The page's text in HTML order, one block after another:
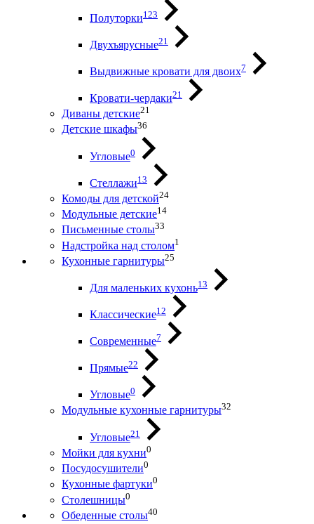
Полуторки123
Двухъярусные21
Выдвижные кровати для двоих7
Кровати-чердаки21
Диваны детские21
Детские шкафы36
Угловые0
Стеллажи13
Комоды для детской24
Модульные детские14
Письменные столы33
Надстройка над столом1
Кухонные гарнитуры25
Для маленьких кухонь13
Классические12
Современные7
Прямые22
Угловые0
Модульные кухонные гарнитуры32
Угловые21
Мойки для кухни0
Посудосушители0
Кухонные фартуки0
Столешницы0
Обеденные столы40